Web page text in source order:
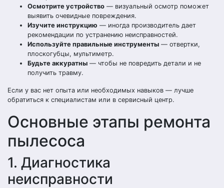
Осмотрите устройство — визуальный осмотр поможет
выявить очевидные повреждения.
Изучите инструкцию — иногда производитель дает
рекомендации по устранению неисправностей.
Используйте правильные инструменты — отвертки,
плоскогубцы, мультиметр.
Будьте аккуратны — чтобы не повредить детали и не
получить травму.
Если у вас нет опыта или необходимых навыков — лучше
обратиться к специалистам или в сервисный центр.
Основные этапы ремонта
пылесоса
1. Диагностика
неисправности